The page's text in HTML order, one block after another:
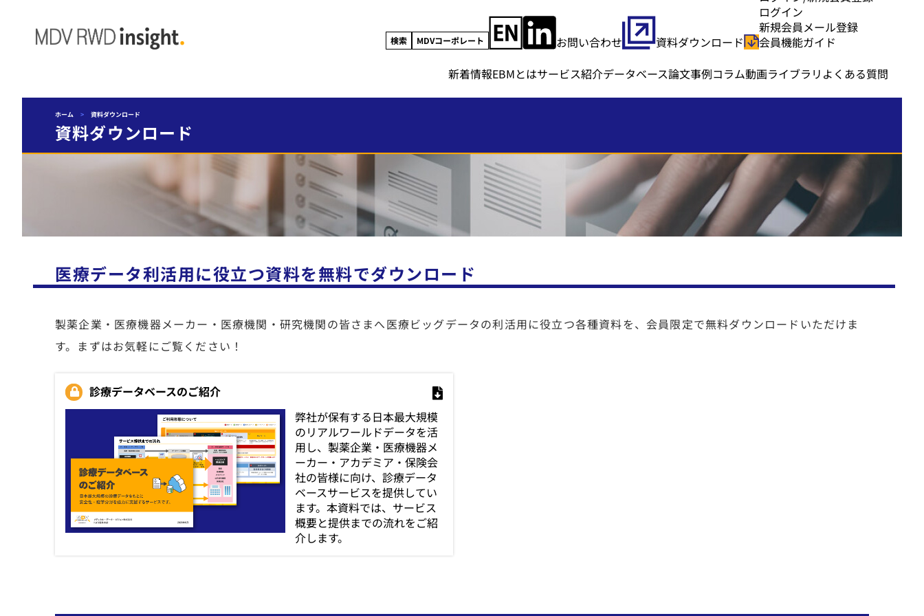
検索 MDVコーポレート お問い合わせ 資料ダウンロード
ログイン
新規会員メール登録
会員機能ガイド
新着情報EBMとはサービス紹介データベース論文事例コラム動画ライブラリ よくある質問
ホーム > 資料ダウンロード
資料ダウンロード
医療データ利活用に役立つ資料を無料でダウンロード
製薬企業・医療機器メーカー・医療機関・研究機関の皆さまへ医療ビッグデータの利活用に役立つ各種資料を、会員限定で無料ダウンロードいただけま
す。まずはお気軽にご覧ください！
診療データベースのご紹介
弊社が保有する日本最大規模
のリアルワールドデータを活
用し、製薬企業・医療機器メ
ーカー・アカデミア・保険会
社の皆様に向け、診療データ
ベースサービスを提供してい
ます。本資料では、サービス
概要と提供までの流れをご紹
介します。